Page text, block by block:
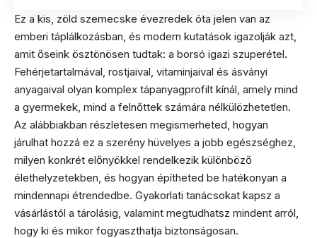
Ez a kis, zöld szemecske évezredek óta jelen van az
emberi táplálkozásban, és modern kutatások igazolják azt,
amit őseink ösztönösen tudtak: a borsó igazi szuperétel.
Fehérjetartalmával, rostjaival, vitaminjaival és ásványi
anyagaival olyan komplex tápanyagprofilt kínál, amely mind
a gyermekek, mind a felnőttek számára nélkülözhetetlen.
Az alábbiakban részletesen megismerheted, hogyan
járulhat hozzá ez a szerény hüvelyes a jobb egészséghez,
milyen konkrét előnyökkel rendelkezik különböző
élethelyzetekben, és hogyan építheted be hatékonyan a
mindennapi étrendedbe. Gyakorlati tanácsokat kapsz a
vásárlástól a tárolásig, valamint megtudhatsz mindent arról,
hogy ki és mikor fogyaszthatja biztonságosan.